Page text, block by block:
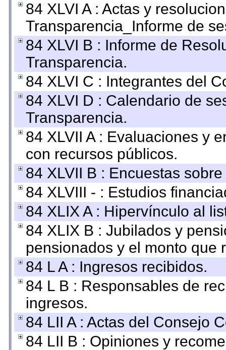
84 XLVI A : Actas y
Transparencia_Informe de
84 XLVI B : Informe de
Transparencia.
84 XLVI C : Integrantes del
84 XLVI D : Calendario de
Transparencia.
84 XLVII A : Evaluaciones y
con recursos públicos.
84 XLVII B : Encuestas
84 XLVIII - : Estudios
84 XLIX A : Hipervínculo al
84 XLIX B : Jubilados y
pensionados y el monto que
84 L A : Ingresos recibidos.
84 L B : Responsables de
ingresos.
84 LII A : Actas del Consejo
84 LII B : Opiniones y